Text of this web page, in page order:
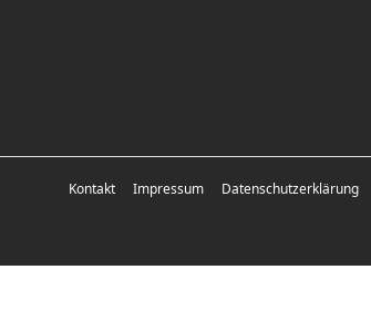
Kontakt Impressum Datenschutzerklärung